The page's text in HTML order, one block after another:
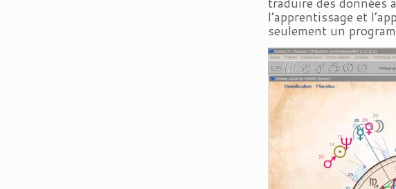
l’apprentissage et
seulement un